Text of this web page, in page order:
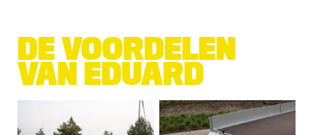
DE VOORDELEN
VAN EDUARD